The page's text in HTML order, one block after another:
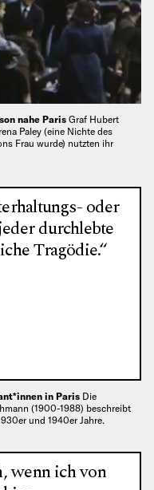
nahe Paris Graf Hubert
Paley (eine Nichte des
Frau wurde) nutzten ihr
oder
durchlebte
Tragödie.“
in Paris Die
(1900-1988) beschreibt
und 1940er Jahre.
wenn ich von